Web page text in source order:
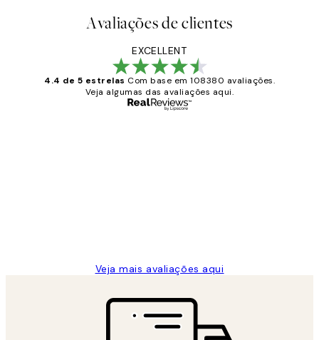
Avaliações de clientes
EXCELLENT
4.4 de 5 estrelas Com base em 108380 avaliações.
Veja algumas das avaliações aqui.
Veja mais avaliações aqui